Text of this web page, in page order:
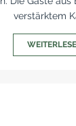
verstärktem